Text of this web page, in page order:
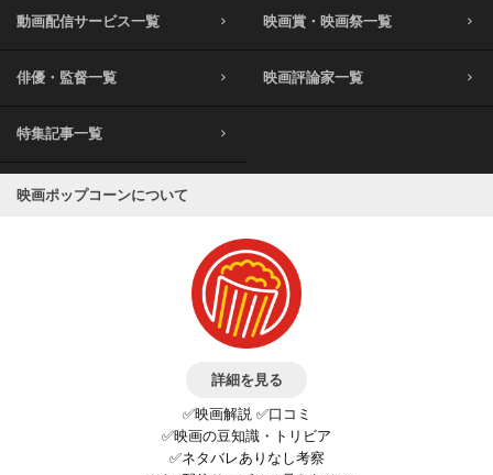
動画配信サービス一覧 映画賞・映画祭一覧
俳優・監督一覧 映画評論家一覧
特集記事一覧
映画ポップコーンについて
詳細を見る
✅映画解説 ✅口コミ
✅映画の豆知識・トリビア
✅ネタバレありなし考察